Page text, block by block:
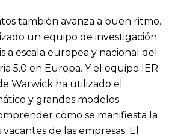
también avanza a buen ritmo.
un equipo de investigación
a escala europea y nacional del
5.0 en Europa. Y el equipo IER
Warwick ha utilizado el
y grandes modelos
cómo se manifiesta la
de las empresas. El